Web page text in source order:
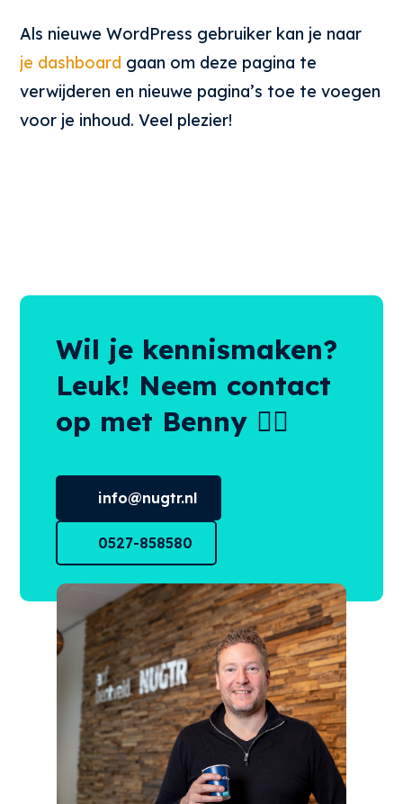
Als nieuwe WordPress gebruiker kan je naar
je dashboard gaan om deze pagina te
verwijderen en nieuwe pagina’s toe te voegen
voor je inhoud. Veel plezier!
Wil je kennismaken?
Leuk! Neem contact
op met Benny 👌🏻
info@nugtr.nl
0527-858580